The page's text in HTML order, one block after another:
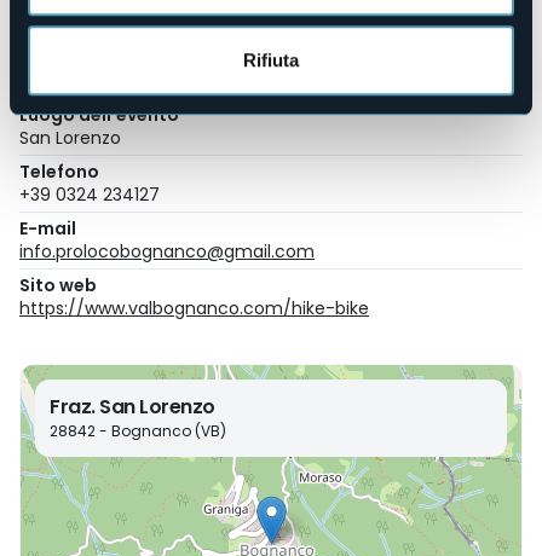
Rifiuta
Luogo dell'evento
San Lorenzo
Telefono
+39 0324 234127
E-mail
info.prolocobognanco@gmail.com
Sito web
https://www.valbognanco.com/hike-bike
Fraz. San Lorenzo
28842 - Bognanco (VB)